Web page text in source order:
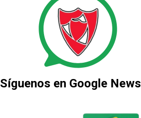
Síguenos en Google News